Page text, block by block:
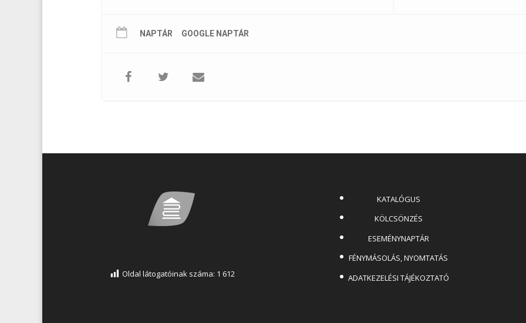
NAPTÁR GOOGLE NAPTÁR
Oldal látogatóinak száma: 1 612
KATALÓGUS
KÖLCSÖNZÉS
ESEMÉNYNAPTÁR
FÉNYMÁSOLÁS, NYOMTATÁS
ADATKEZELÉSI TÁJÉKOZTATÓ